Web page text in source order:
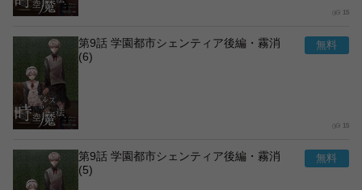
15
第9話 学園都市シェンティア後編・霧消
(6)
15
第9話 学園都市シェンティア後編・霧消
(5)